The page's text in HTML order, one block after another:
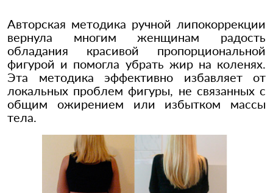
Авторская методика ручной липокоррекции
вернула многим женщинам радость
обладания красивой пропорциональной
фигурой и помогла убрать жир на коленях.
Эта методика эффективно избавляет от
локальных проблем фигуры, не связанных с
общим ожирением или избытком массы
тела.